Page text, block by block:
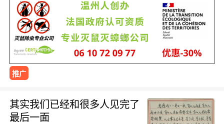
推广
其实我们已经和很多人见完了
最后一面